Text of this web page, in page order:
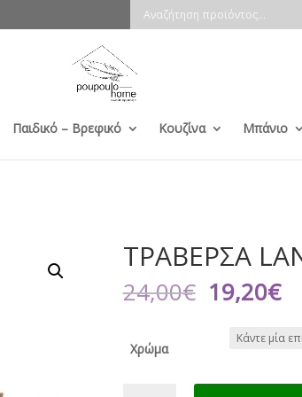
Παιδικό – Βρεφικό Κουζίνα Μπάνιο
ΤΡΑΒΕΡΣΑ
24,00€ Original
price
was:
24,00€.
19,20€Η
Χρώμα